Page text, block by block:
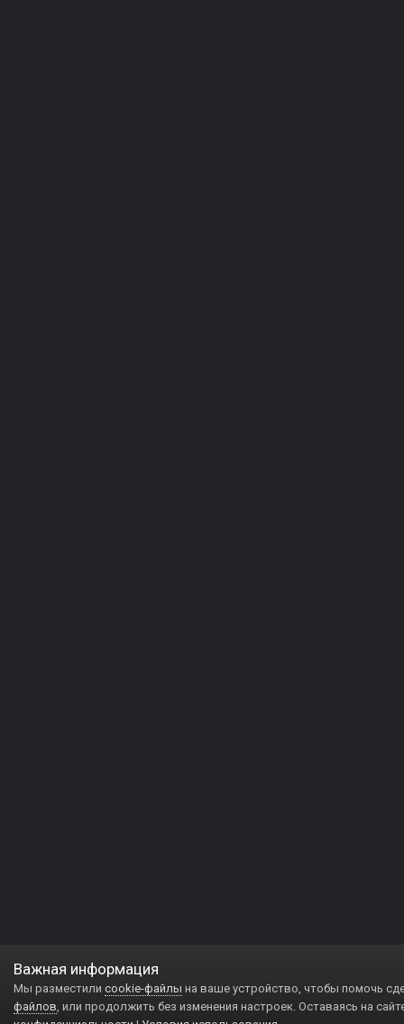
Важная информация
Мы разместили cookie-файлы на ваше устройство, чтобы помочь
файлов, или продолжить без изменения настроек. Оставаясь на